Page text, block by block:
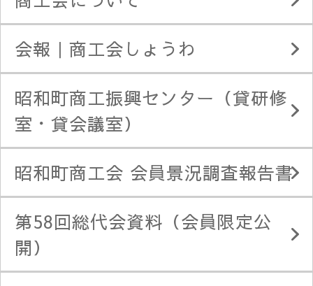
会報｜商工会しょうわ
昭和町商工振興センター（貸研修
室・貸会議室）
昭和町商工会 会員景況調査報告書
第58回総代会資料（会員限定公
開）